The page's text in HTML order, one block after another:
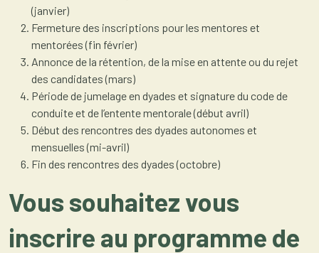
(janvier)
Fermeture des inscriptions pour les mentores et
mentorées (fin février)
Annonce de la rétention, de la mise en attente ou du rejet
des candidates (mars)
Période de jumelage en dyades et signature du code de
conduite et de l’entente mentorale (début avril)
Début des rencontres des dyades autonomes et
mensuelles (mi-avril)
Fin des rencontres des dyades (octobre)
Vous souhaitez vous
inscrire au programme de